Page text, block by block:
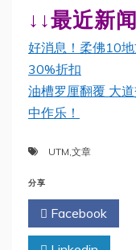
↓↓最近新
好消息！柔佛10
30%折扣
油槽罗厘翻覆 大
中作乐！
UTM,文章
分享
Facebook